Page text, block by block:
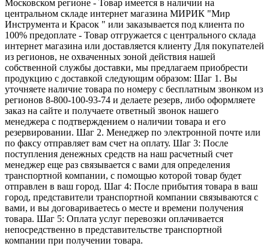
Московском регионе - Товар имеется в наличии на
центральном складе интернет магазина МИРИК "Мир
Инструмента и Красок " или заказывается под клиента по
100% предоплате - Товар отгружается с центрального склада
интернет магазина или доставляется клиенту Для покупателей
из регионов, не охваченных зоной действия нашей
собственной службы доставки, мы предлагаем приобрести
продукцию с доставкой следующим образом: Шаг 1. Вы
уточняете наличие товара по номеру с бесплатным звонком из
регионов 8-800-100-93-74 и делаете резерв, либо оформляете
заказ на сайте и получаете ответный звонок нашего
менеджера с подтверждением о наличии товара и его
резервировании. Шаг 2. Менеджер по электронной почте или
по факсу отправляет вам счет на оплату. Шаг 3: После
поступления денежных средств на наш расчетный счет
менеджер еще раз связывается с вами для определения
транспортной компании, с помощью которой товар будет
отправлен в ваш город. Шаг 4: После прибытия товара в ваш
город, представители транспортной компании связываются с
вами, и вы договариваетесь о месте и времени получения
товара. Шаг 5: Оплата услуг перевозки оплачивается
непосредственно в представительстве транспортной
компании при получении товара.